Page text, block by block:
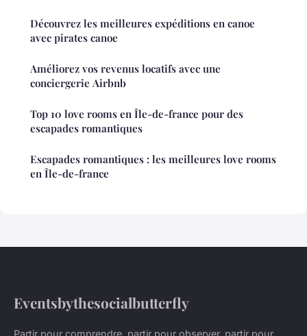
Découvrez les meilleures expéditions en canoe
avec pirates canoe
Améliorez vos revenus locatifs avec une
conciergerie Airbnb
Top 10 love rooms en Île-de-france pour des
escapades romantiques
Escapades romantiques : les meilleures love rooms
en Île-de-france
Eventsbythesocialbutterfly
Partir pour comprendre, partir pour observer, partir pour